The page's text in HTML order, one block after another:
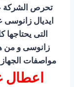
تحرص الشركة
ايديال
التى
زانوسى و من
مواصفات الجهاز
اعطال